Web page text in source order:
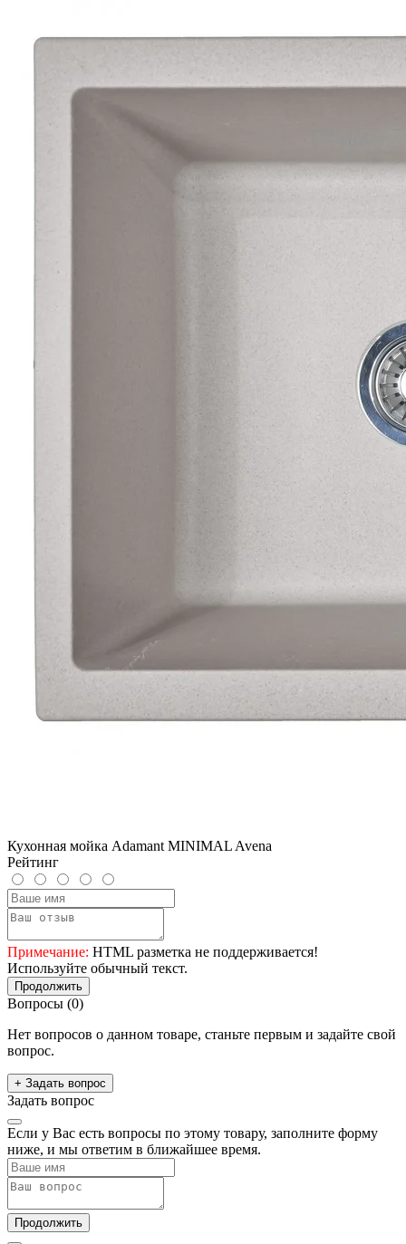
Кухонная мойка Adamant MINIMAL Avena
Рейтинг
Примечание: HTML разметка не поддерживается!
Используйте обычный текст.
Продолжить
Вопросы (0)
Нет вопросов о данном товаре, станьте первым и задайте свой
вопрос.
+ Задать вопрос
Задать вопрос
Если у Вас есть вопросы по этому товару, заполните форму
ниже, и мы ответим в ближайшее время.
Продолжить